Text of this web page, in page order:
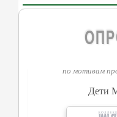
по мотивам
Дети